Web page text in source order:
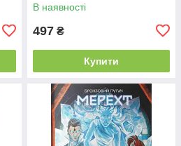
В наявності
497 ₴
Купити